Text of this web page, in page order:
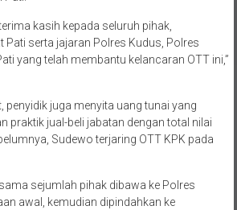
kasih kepada seluruh pihak,
serta jajaran Polres Kudus, Polres
yang telah membantu kelancaran OTT ini,”
penyidik juga menyita uang tunai yang
praktik jual-beli jabatan dengan total nilai
Sudewo terjaring OTT KPK pada
sejumlah pihak dibawa ke Polres
awal, kemudian dipindahkan ke